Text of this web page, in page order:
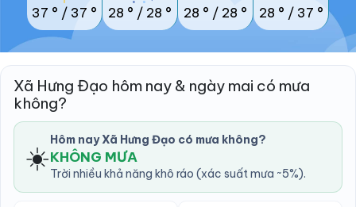
37 ° / 37 ° 28 ° / 28 ° 28 ° / 28 ° 28 ° / 37 °
Xã Hưng Đạo hôm nay & ngày mai có mưa
không?
☀️ Hôm nay Xã Hưng Đạo có mưa không?
KHÔNG MƯA
Trời nhiều khả năng khô ráo (xác suất mưa ~5%).